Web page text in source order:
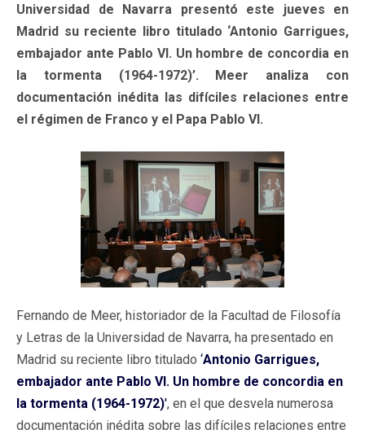
Universidad de Navarra presentó este jueves en
Madrid su reciente libro titulado ‘Antonio Garrigues,
embajador ante Pablo VI. Un hombre de concordia en
la tormenta (1964-1972)’. Meer analiza con
documentación inédita las difíciles relaciones entre
el régimen de Franco y el Papa Pablo VI.
Fernando de Meer, historiador de la Facultad de Filosofía
y Letras de la Universidad de Navarra, ha presentado en
Madrid su reciente libro titulado ‘Antonio Garrigues,
embajador ante Pablo VI. Un hombre de concordia en
la tormenta (1964-1972)', en el que desvela numerosa
documentación inédita sobre las difíciles relaciones entre